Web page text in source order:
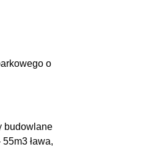
o
budowlane
ława,